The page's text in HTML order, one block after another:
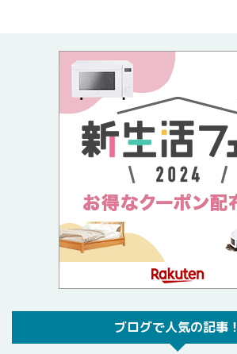
ブログで人気の記事！